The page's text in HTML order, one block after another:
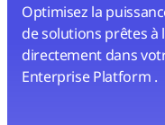
Optimisez la
de solutions prêtes
directement dans
Enterprise Platform .